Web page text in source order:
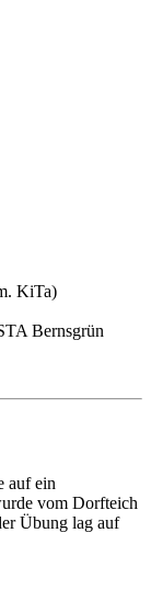
KiTa)
Bernsgrün
auf ein
vom Dorfteich
Übung lag auf